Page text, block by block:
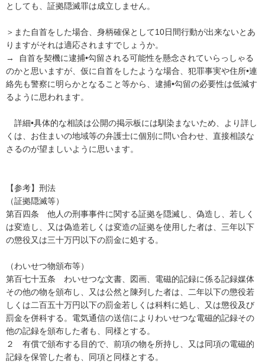
としても、証拠隠滅罪は成立しません。
＞また自首をした場合、身柄確保として10日間行動が出来ないとあ
りますがそれは適応されますでしょうか。
→  自首を契機に逮捕•勾留される可能性を懸念されていらっしゃる
のかと思いますが、仮に自首をしたような場合、犯罪事実や住所•連
絡先も警察に明らかとなること等から、逮捕•勾留の必要性は低減す
るように思われます。
詳細•具体的な相談は公開の掲示板には馴染まないため、より詳し
くは、お住まいの地域等の弁護士に個別に問い合わせ、直接相談な
さるのが望ましいように思います。
【参考】刑法
（証拠隠滅等）
第百四条　他人の刑事事件に関する証拠を隠滅し、偽造し、若しく
は変造し、又は偽造若しくは変造の証拠を使用した者は、三年以下
の懲役又は三十万円以下の罰金に処する。
（わいせつ物頒布等）
第百七十五条　わいせつな文書、図画、電磁的記録に係る記録媒体
その他の物を頒布し、又は公然と陳列した者は、二年以下の懲役若
しくは二百五十万円以下の罰金若しくは科料に処し、又は懲役及び
罰金を併科する。電気通信の送信によりわいせつな電磁的記録その
他の記録を頒布した者も、同様とする。
２　有償で頒布する目的で、前項の物を所持し、又は同項の電磁的
記録を保管した者も、同項と同様とする。